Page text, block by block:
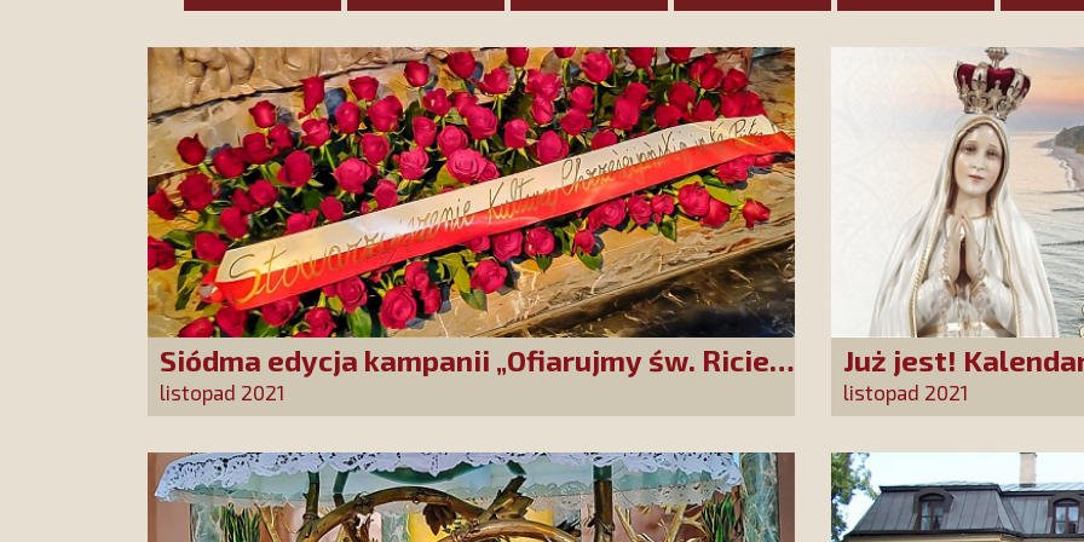
Siódma edycja kampanii „Ofiarujmy św. Ricie
12 000 róż!”
listopad 2021
Już jest!
rok
listopad 2021